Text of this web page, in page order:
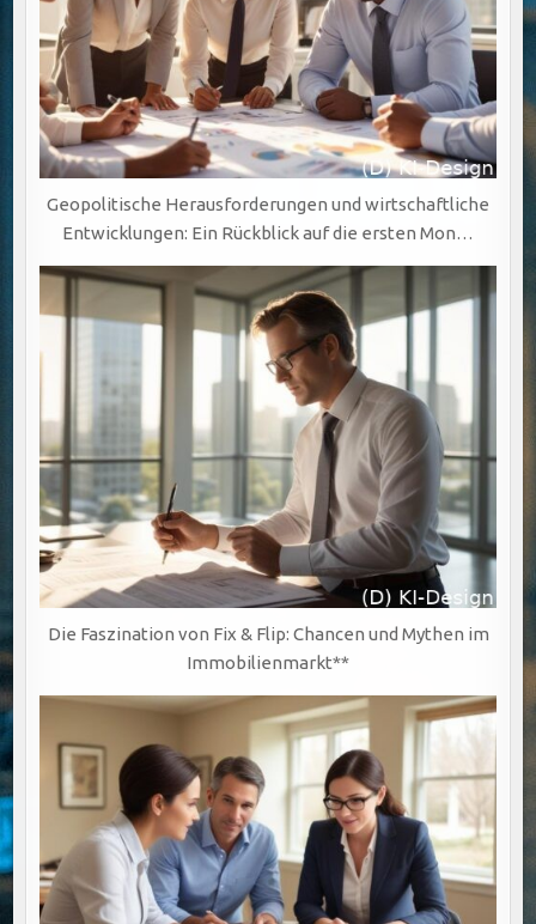
Geopolitische Herausforderungen und wirtschaftliche
Entwicklungen: Ein Rückblick auf die ersten Mon…
Die Faszination von Fix & Flip: Chancen und Mythen im
Immobilienmarkt**